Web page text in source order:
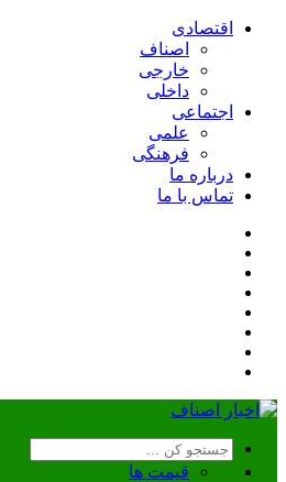
اقتصادی
اصناف
خارجی
داخلی
اجتماعی
علمی
فرهنگی
درباره ما
تماس با ما
قیمت ها